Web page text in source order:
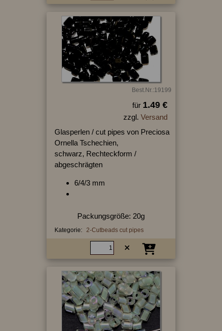
Best.Nr.:19199
für 1.49 €
zzgl. Versand
Glasperlen / cut pipes von Preciosa
Ornella Tschechien,
schwarz, Rechteckform /
abgeschrägten
6/4/3 mm
Packungsgröße: 20g
Kategorie: 2-Cutbeads cut pipes